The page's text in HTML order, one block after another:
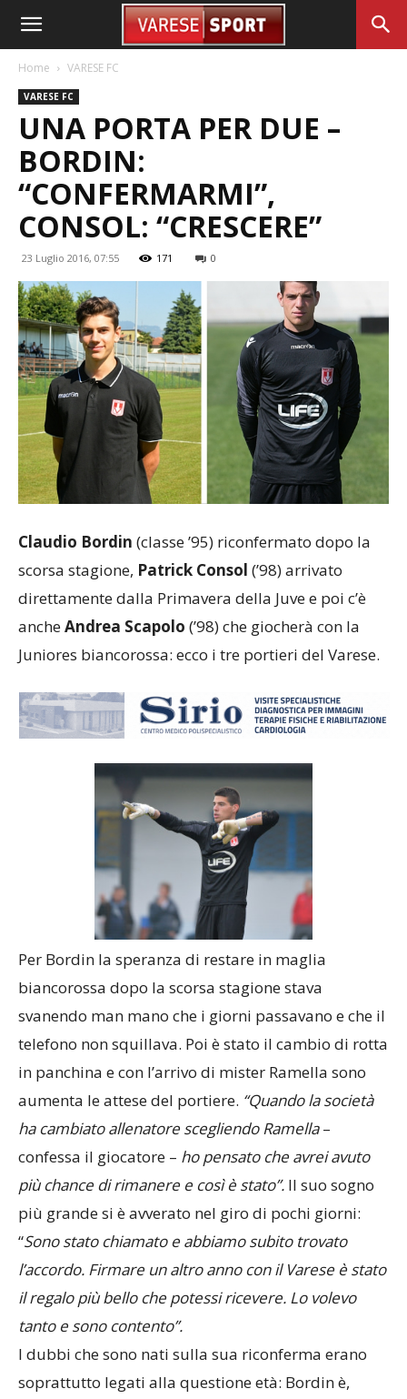
Home VARESE FC
VARESE FC
UNA PORTA PER DUE –
BORDIN:
“CONFERMARMI”,
CONSOL: “CRESCERE”
23 Luglio 2016, 07:55 171 0
Claudio Bordin (classe ’95) riconfermato dopo la
scorsa stagione, Patrick Consol (’98) arrivato
direttamente dalla Primavera della Juve e poi c’è
ancheAndrea Scapolo (’98) che giocherà con la
Juniores biancorossa: ecco i tre portieri del Varese.
Per Bordin la speranza di restare in maglia
biancorossa dopo la scorsa stagione stava
svanendo man mano che i giorni passavano e che il
telefono non squillava. Poi è stato il cambio di rotta
in panchina e con l’arrivo di mister Ramella sono
aumenta le attese del portiere. “Quando la società
ha cambiato allenatore scegliendo Ramella–
confessa il giocatore – ho pensato che avrei avuto
più chance di rimanere e così è stato”. Il suo sogno
più grande si è avverato nel giro di pochi giorni:
“Sono stato chiamato e abbiamo subito trovato
l’accordo. Firmare un altro anno con il Varese è stato
il regalo più bello che potessi ricevere. Lo volevo
tanto e sono contento”.
I dubbi che sono nati sulla sua riconferma erano
soprattutto legati alla questione età: Bordin è,